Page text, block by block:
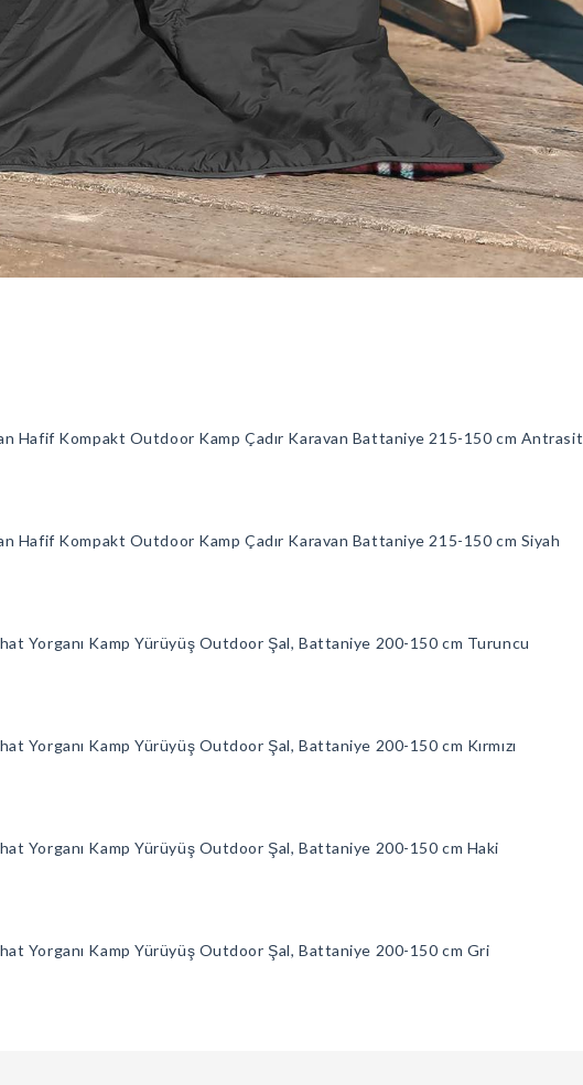
Hafif Kompakt Outdoor Kamp Çadır Karavan Battaniye 215-150 cm Antrasit
Hafif Kompakt Outdoor Kamp Çadır Karavan Battaniye 215-150 cm Siyah
Yorganı Kamp Yürüyüş Outdoor Şal, Battaniye 200-150 cm Turuncu
Yorganı Kamp Yürüyüş Outdoor Şal, Battaniye 200-150 cm Kırmızı
Yorganı Kamp Yürüyüş Outdoor Şal, Battaniye 200-150 cm Haki
Yorganı Kamp Yürüyüş Outdoor Şal, Battaniye 200-150 cm Gri